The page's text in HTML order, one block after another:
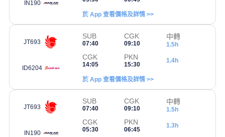
IN190
於 App 查看價格及詳情 >>
JT693
SUB
07:40
CGK
09:10
中轉
1.5h
ID6204
CGK
14:05
PKN
15:30
1.4h
於 App 查看價格及詳情 >>
JT693
SUB
07:40
CGK
09:10
中轉
1.5h
IN190
CGK
05:30
PKN
06:45
1.3h